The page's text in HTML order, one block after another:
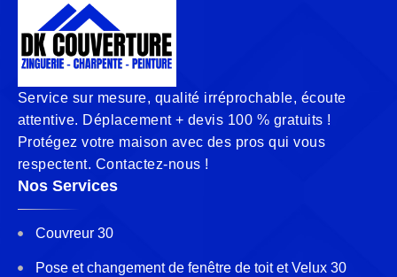
Service sur mesure, qualité irréprochable, écoute
attentive. Déplacement + devis 100 % gratuits !
Protégez votre maison avec des pros qui vous
respectent. Contactez-nous !
Nos Services
Couvreur 30
Pose et changement de fenêtre de toit et Velux 30